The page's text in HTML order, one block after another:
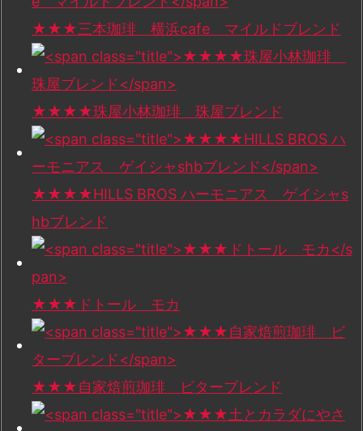
★★★三本珈琲 横浜cafe マイルドブレンド
★★★★珠屋小林珈琲 珠屋ブレンド
★★★★HILLS BROS ハーモニアス ゲイシャs
hbブレンド
★★★ドトール モカ
★★★自家焙煎珈琲 ビターブレンド